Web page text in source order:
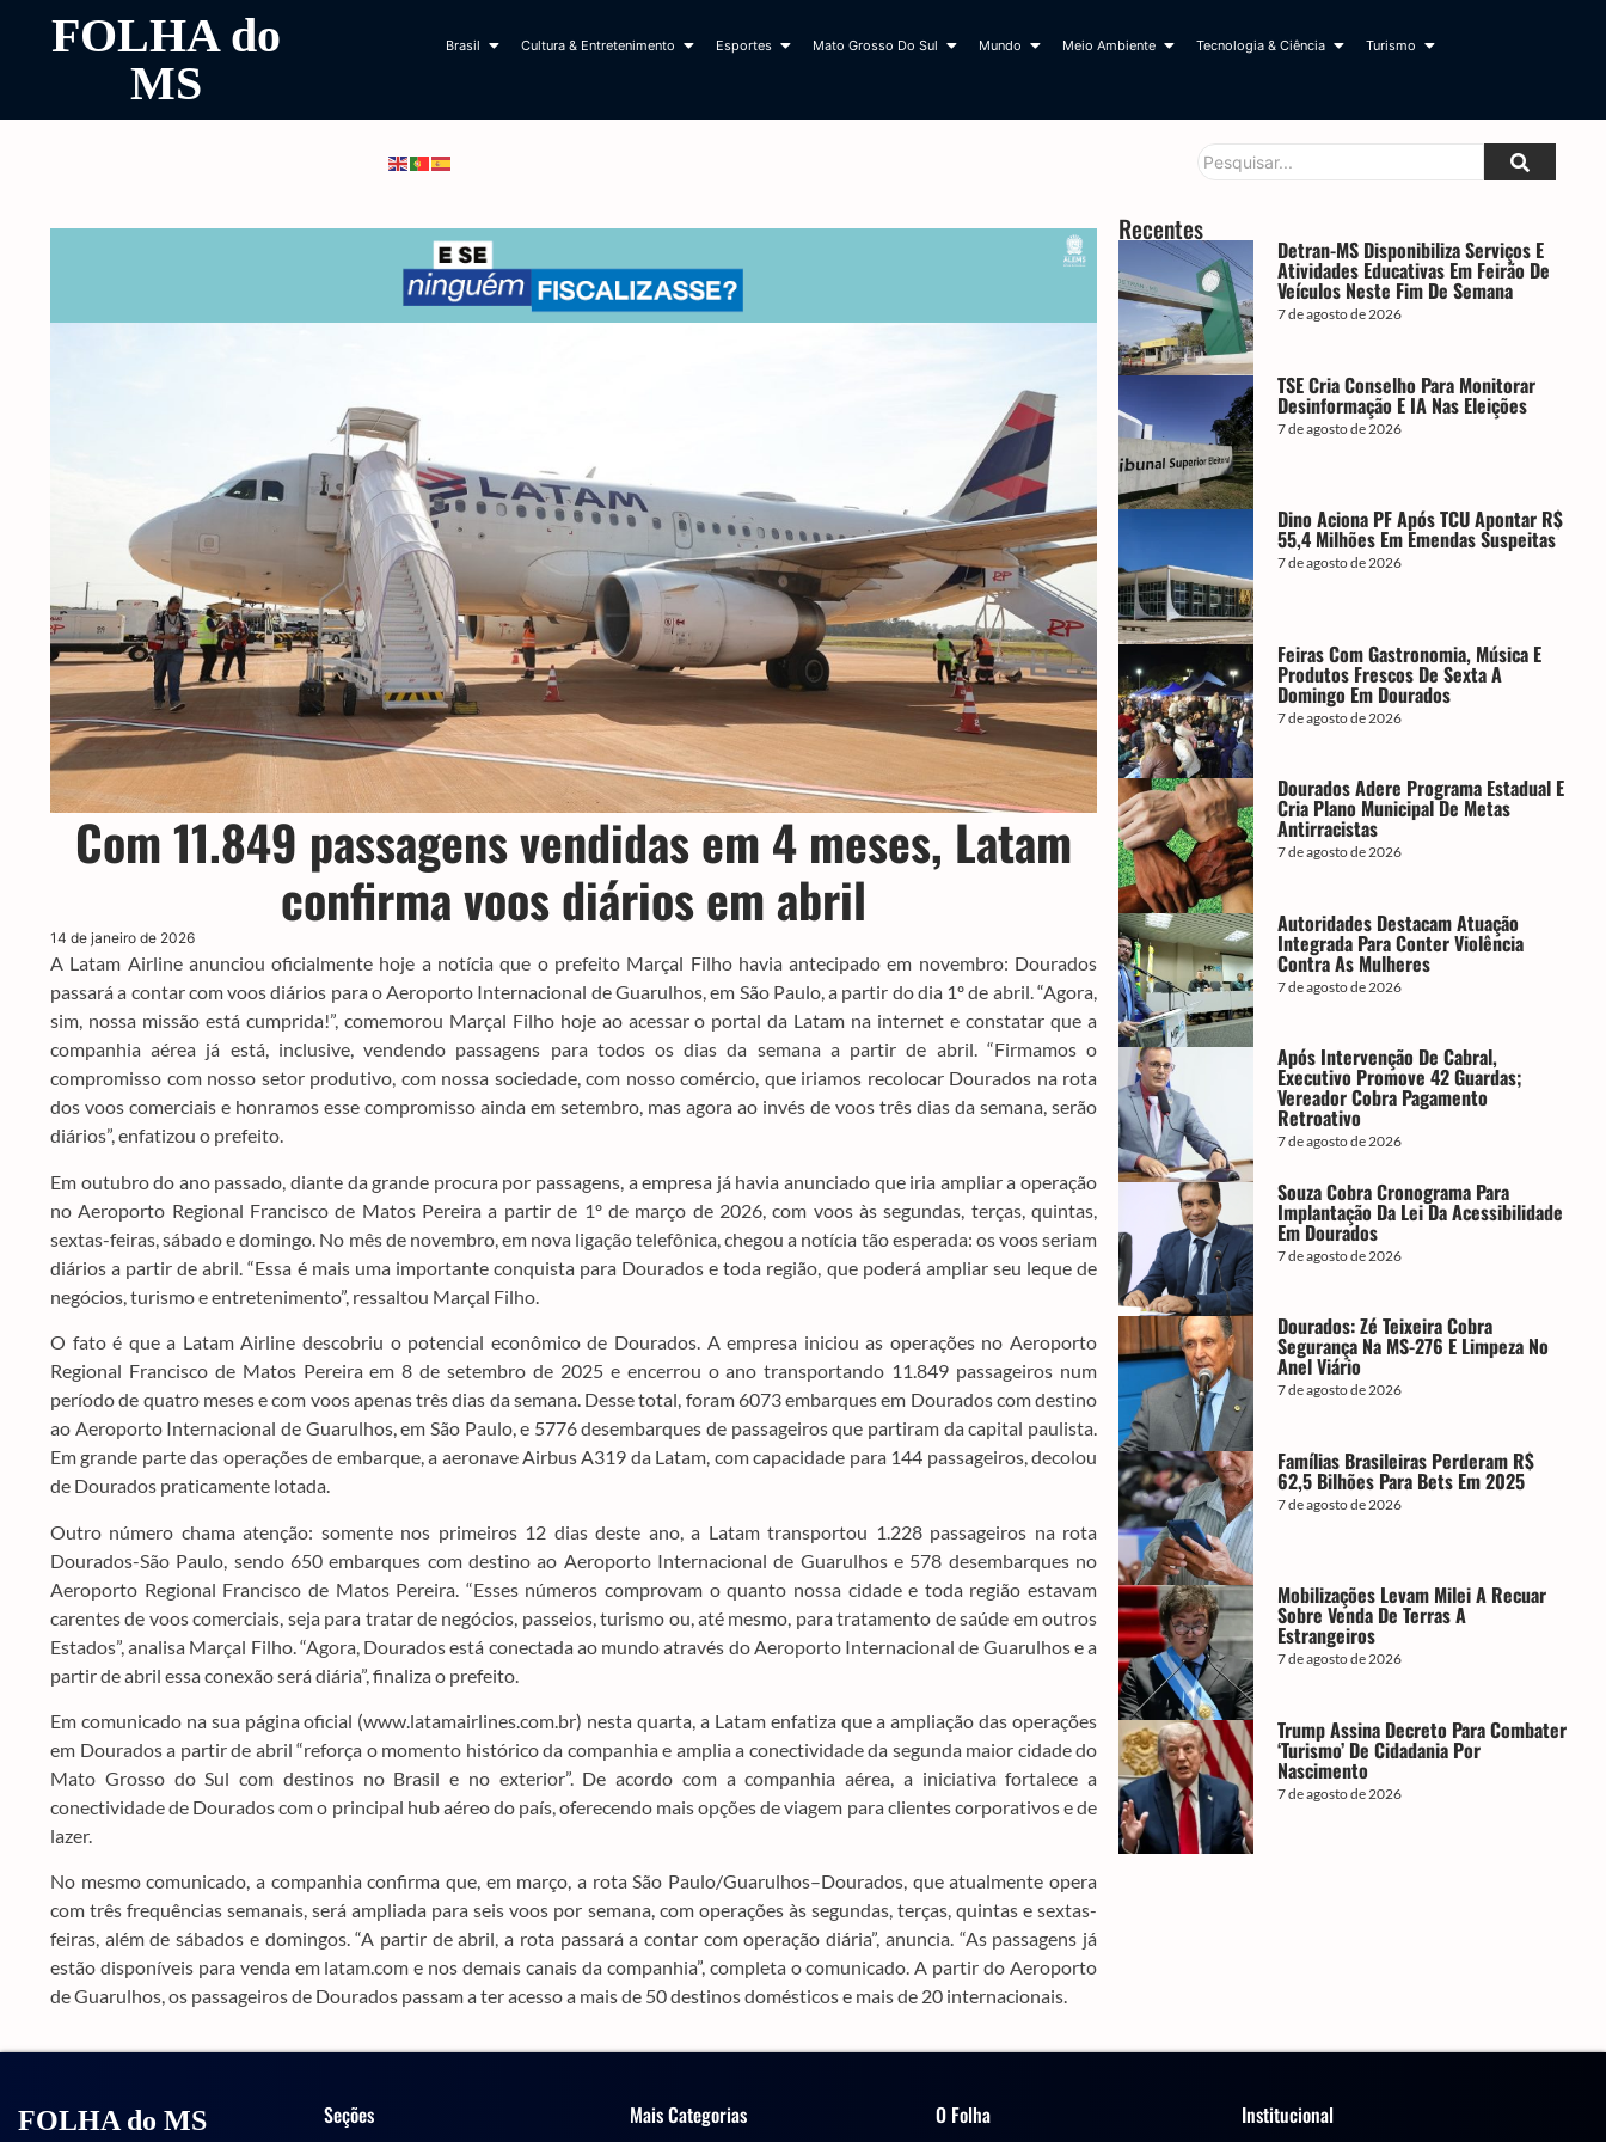
FOLHA do
MS
Brasil Cultura & Entretenimento Esportes Mato Grosso Do Sul Mundo Meio Ambiente Tecnologia & Ciência Turismo
Com 11.849 passagens vendidas em 4 meses, Latam
confirma voos diários em abril
14 de janeiro de 2026
A Latam Airline anunciou oficialmente hoje a notícia que o prefeito Marçal Filho havia antecipado em novembro: Dourados
passará a contar com voos diários para o Aeroporto Internacional de Guarulhos, em São Paulo, a partir do dia 1º de abril. “Agora,
sim, nossa missão está cumprida!”, comemorou Marçal Filho hoje ao acessar o portal da Latam na internet e constatar que a
companhia aérea já está, inclusive, vendendo passagens para todos os dias da semana a partir de abril. “Firmamos o
compromisso com nosso setor produtivo, com nossa sociedade, com nosso comércio, que iriamos recolocar Dourados na rota
dos voos comerciais e honramos esse compromisso ainda em setembro, mas agora ao invés de voos três dias da semana, serão
diários”, enfatizou o prefeito.
Em outubro do ano passado, diante da grande procura por passagens, a empresa já havia anunciado que iria ampliar a operação
no Aeroporto Regional Francisco de Matos Pereira a partir de 1º de março de 2026, com voos às segundas, terças, quintas,
sextas-feiras, sábado e domingo. No mês de novembro, em nova ligação telefônica, chegou a notícia tão esperada: os voos seriam
diários a partir de abril. “Essa é mais uma importante conquista para Dourados e toda região, que poderá ampliar seu leque de
negócios, turismo e entretenimento”, ressaltou Marçal Filho.
O fato é que a Latam Airline descobriu o potencial econômico de Dourados. A empresa iniciou as operações no Aeroporto
Regional Francisco de Matos Pereira em 8 de setembro de 2025 e encerrou o ano transportando 11.849 passageiros num
período de quatro meses e com voos apenas três dias da semana. Desse total, foram 6073 embarques em Dourados com destino
ao Aeroporto Internacional de Guarulhos, em São Paulo, e 5776 desembarques de passageiros que partiram da capital paulista.
Em grande parte das operações de embarque, a aeronave Airbus A319 da Latam, com capacidade para 144 passageiros, decolou
de Dourados praticamente lotada.
Outro número chama atenção: somente nos primeiros 12 dias deste ano, a Latam transportou 1.228 passageiros na rota
Dourados-São Paulo, sendo 650 embarques com destino ao Aeroporto Internacional de Guarulhos e 578 desembarques no
Aeroporto Regional Francisco de Matos Pereira. “Esses números comprovam o quanto nossa cidade e toda região estavam
carentes de voos comerciais, seja para tratar de negócios, passeios, turismo ou, até mesmo, para tratamento de saúde em outros
Estados”, analisa Marçal Filho. “Agora, Dourados está conectada ao mundo através do Aeroporto Internacional de Guarulhos e a
partir de abril essa conexão será diária”, finaliza o prefeito.
Em comunicado na sua página oficial (www.latamairlines.com.br) nesta quarta, a Latam enfatiza que a ampliação das operações
em Dourados a partir de abril “reforça o momento histórico da companhia e amplia a conectividade da segunda maior cidade do
Mato Grosso do Sul com destinos no Brasil e no exterior”. De acordo com a companhia aérea, a iniciativa fortalece a
conectividade de Dourados com o principal hub aéreo do país, oferecendo mais opções de viagem para clientes corporativos e de
lazer.
No mesmo comunicado, a companhia confirma que, em março, a rota São Paulo/Guarulhos–Dourados, que atualmente opera
com três frequências semanais, será ampliada para seis voos por semana, com operações às segundas, terças, quintas e sextas-
feiras, além de sábados e domingos. “A partir de abril, a rota passará a contar com operação diária”, anuncia. “As passagens já
estão disponíveis para venda em latam.com e nos demais canais da companhia”, completa o comunicado. A partir do Aeroporto
de Guarulhos, os passageiros de Dourados passam a ter acesso a mais de 50 destinos domésticos e mais de 20 internacionais.
Recentes
Detran-MS Disponibiliza Serviços E
Atividades Educativas Em Feirão De
Veículos Neste Fim De Semana
7 de agosto de 2026
TSE Cria Conselho Para Monitorar
Desinformação E IA Nas Eleições
7 de agosto de 2026
Dino Aciona PF Após TCU Apontar R$
55,4 Milhões Em Emendas Suspeitas
7 de agosto de 2026
Feiras Com Gastronomia, Música E
Produtos Frescos De Sexta A
Domingo Em Dourados
7 de agosto de 2026
Dourados Adere Programa Estadual E
Cria Plano Municipal De Metas
Antirracistas
7 de agosto de 2026
Autoridades Destacam Atuação
Integrada Para Conter Violência
Contra As Mulheres
7 de agosto de 2026
Após Intervenção De Cabral,
Executivo Promove 42 Guardas;
Vereador Cobra Pagamento
Retroativo
7 de agosto de 2026
Souza Cobra Cronograma Para
Implantação Da Lei Da Acessibilidade
Em Dourados
7 de agosto de 2026
Dourados: Zé Teixeira Cobra
Segurança Na MS-276 E Limpeza No
Anel Viário
7 de agosto de 2026
Famílias Brasileiras Perderam R$
62,5 Bilhões Para Bets Em 2025
7 de agosto de 2026
Mobilizações Levam Milei A Recuar
Sobre Venda De Terras A
Estrangeiros
7 de agosto de 2026
Trump Assina Decreto Para Combater
‘turismo’ De Cidadania Por
Nascimento
7 de agosto de 2026
FOLHA do MS Seções Mais Categorias O Folha Institucional